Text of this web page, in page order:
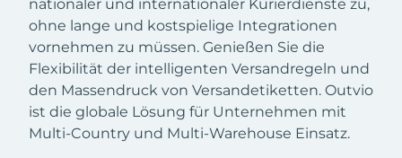
nationaler und internationaler Kurierdienste zu,
ohne lange und kostspielige Integrationen
vornehmen zu müssen. Genießen Sie die
Flexibilität der intelligenten Versandregeln und
den Massendruck von Versandetiketten. Outvio
ist die globale Lösung für Unternehmen mit
Multi-Country und Multi-Warehouse Einsatz.